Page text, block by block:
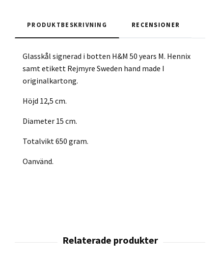
PRODUKTBESKRIVNING RECENSIONER
Glasskål signerad i botten H&M 50 years M. Hennix
samt etikett Rejmyre Sweden hand made I
originalkartong.
Höjd 12,5 cm.
Diameter 15 cm.
Totalvikt 650 gram.
Oanvänd.